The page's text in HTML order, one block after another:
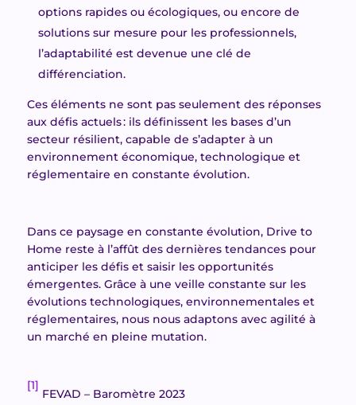
options rapides ou écologiques, ou encore de
solutions sur mesure pour les professionnels,
l’adaptabilité est devenue une clé de
différenciation.
Ces éléments ne sont pas seulement des réponses
aux défis actuels : ils définissent les bases d’un
secteur résilient, capable de s’adapter à un
environnement économique, technologique et
réglementaire en constante évolution.
Dans ce paysage en constante évolution, Drive to
Home reste à l’affût des dernières tendances pour
anticiper les défis et saisir les opportunités
émergentes. Grâce à une veille constante sur les
évolutions technologiques, environnementales et
réglementaires, nous nous adaptons avec agilité à
un marché en pleine mutation.
[1]
FEVAD – Baromètre 2023